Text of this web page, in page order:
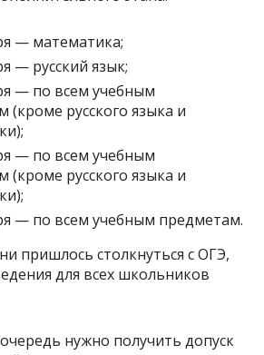
— математика;
— русский язык;
— по всем учебным
(кроме русского языка и
— по всем учебным
(кроме русского языка и
— по всем учебным предметам.
пришлось столкнуться с ОГЭ,
для всех школьников
нужно получить допуск